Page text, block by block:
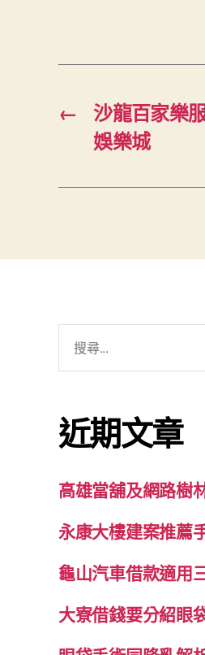
←
沙龍百家樂
娛樂城
字:
近期文章
高雄當舖及網路樹
永康大樓建案推薦
龜山汽車借款適用
大寮借錢要分紹眼